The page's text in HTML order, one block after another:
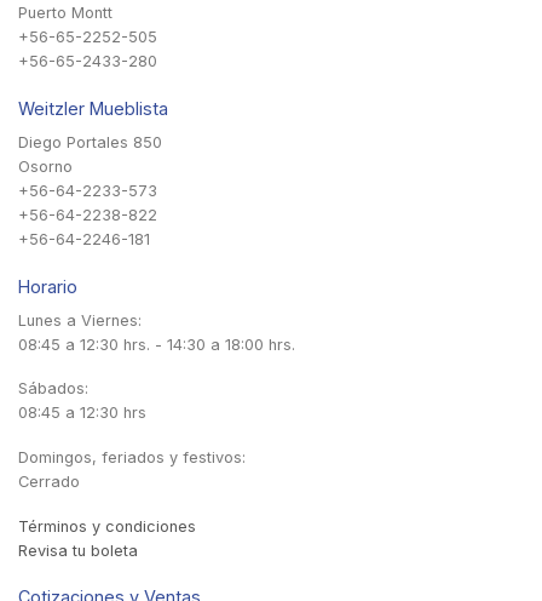
Puerto Montt
+56-65-2252-505
+56-65-2433-280
Weitzler Mueblista
Diego Portales 850
Osorno
+56-64-2233-573
+56-64-2238-822
+56-64-2246-181
Horario
Lunes a Viernes:
08:45 a 12:30 hrs. - 14:30 a 18:00 hrs.
Sábados:
08:45 a 12:30 hrs
Domingos, feriados y festivos:
Cerrado
Términos y condiciones
Revisa tu boleta